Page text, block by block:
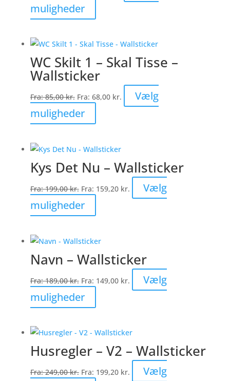
varesiden
muligheder
vare
flere
varianter.
Mulighederne
vælges
varesiden
WC Skilt 1 – Skal Tisse –
Wallsticker
Fra:85,00kr. Fra: 68,00 kr.
Vælg
muligheder
vare
flere
varianter.
Mulighederne
kan
på
Kys Det Nu – Wallsticker
Fra:199,00kr. Fra: 159,20 kr.
Vælg
muligheder
vare
flere
varianter.
Mulighederne
kan
på
Navn – Wallsticker
Fra:189,00kr. Fra: 149,00 kr.
Vælg
muligheder
vare
flere
varianter.
Mulighederne
kan
Husregler – V2 – Wallsticker
Fra:249,00kr. Fra: 199,20 kr.
Vælg